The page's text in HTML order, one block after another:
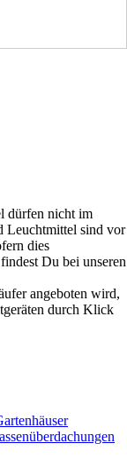
dürfen nicht im
Leuchtmittel sind vor
dies
Du bei unseren
angeboten wird,
durch Klick